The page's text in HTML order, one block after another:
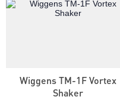
Wiggens TM-1F Vortex
Shaker